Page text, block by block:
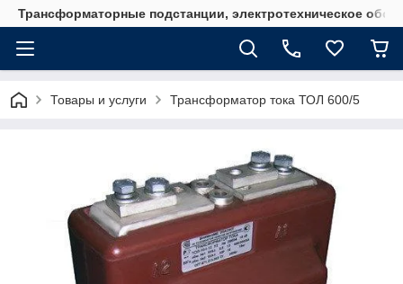
Трансформаторные подстанции, электротехническое
Товары и услуги Трансформатор тока ТОЛ 600/5